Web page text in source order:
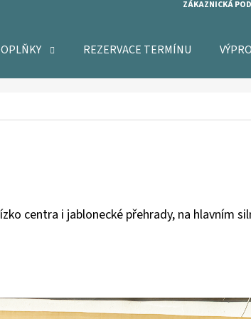
ZÁKAZNICKÁ
REZERVACE TERMÍNU
centra i jablonecké přehrady, na hlavním